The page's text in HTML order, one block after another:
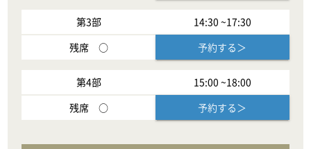
第3部 14:30 ~17:30
残席 ○ 予約する＞
第4部 15:00 ~18:00
残席 ○ 予約する＞